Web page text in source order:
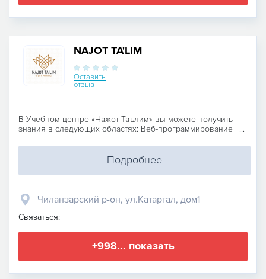
NAJOT TA'LIM
Оставить
отзыв
В Учебном центре «Нажот Таълим» вы можете получить
знания в следующих областях: Веб-программирование Г...
Подробнее
Чиланзарский р-он, ул.Катартал, дом1
Связаться:
+998... показать